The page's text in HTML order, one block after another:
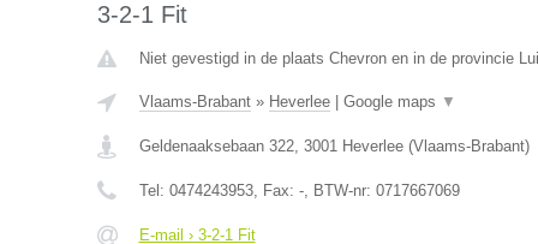
3-2-1 Fit
Niet gevestigd in de plaats Chevron en in de provincie
Vlaams-Brabant» Heverlee| Google maps ▼
Geldenaaksebaan 322, 3001 Heverlee(Vlaams-Brabant)
Tel: 0474243953, Fax: -, BTW-nr: 0717667069
E-mail › 3-2-1 Fit